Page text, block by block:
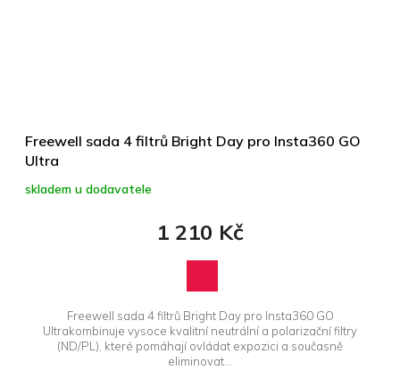
Freewell sada 4 filtrů Bright Day pro Insta360 GO
Ultra
skladem u dodavatele
1 210 Kč
Freewell sada 4 filtrů Bright Day pro Insta360 GO
Ultrakombinuje vysoce kvalitní neutrální a polarizační filtry
(ND/PL), které pomáhají ovládat expozici a současně
eliminovat...